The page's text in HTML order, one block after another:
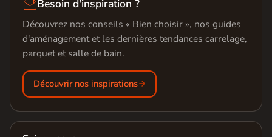
Besoin d'inspiration ?
Découvrez nos conseils « Bien choisir », nos guides
d'aménagement et les dernières tendances carrelage,
parquet et salle de bain.
Découvrir nos inspirations